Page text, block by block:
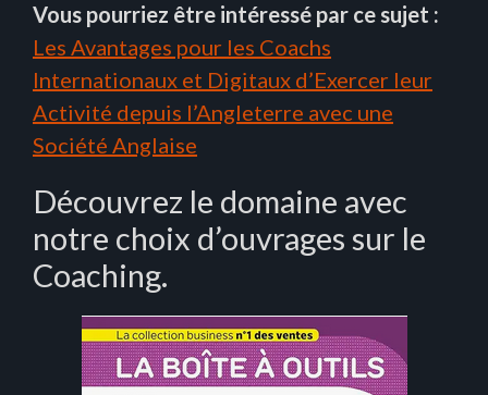
Vous pourriez être intéressé par ce sujet :
Les Avantages pour les Coachs
Internationaux et Digitaux d’Exercer leur
Activité depuis l’Angleterre avec une
Société Anglaise
Découvrez le domaine avec
notre choix d’ouvrages sur le
Coaching.